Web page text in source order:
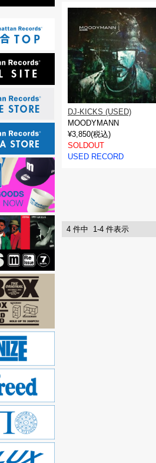
DJ-KICKS (USED)
MOODYMANN
¥3,850(税込)
SOLDOUT
USED RECORD
4 件中 1-4 件表示